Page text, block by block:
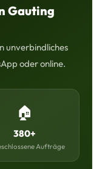
Gauting
unverbindliches
oder online.
🏠
380+
Aufträge